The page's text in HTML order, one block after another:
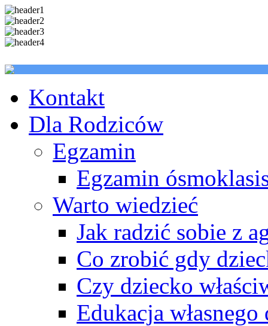
Kontakt
Dla Rodziców
Egzamin
Egzamin
Warto wiedzieć
Jak radzić sobie z
Co zrobić gdy
Czy dziecko
Edukacja własnego